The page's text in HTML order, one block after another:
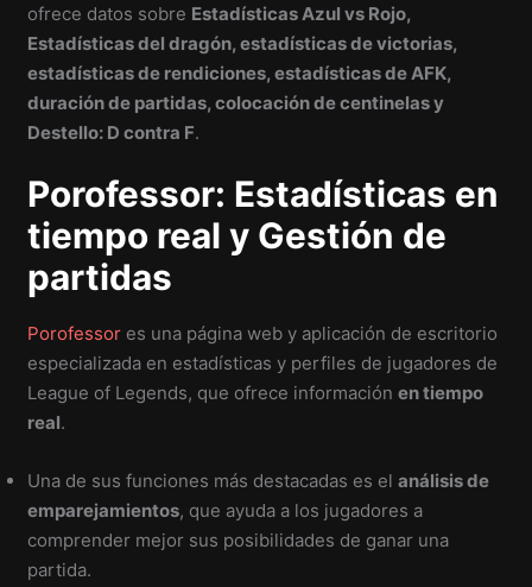
ofrece datos sobre Estadísticas Azul vs Rojo,
Estadísticas del dragón, estadísticas de victorias,
estadísticas de rendiciones, estadísticas de AFK,
duración de partidas, colocación de centinelas y
Destello: D contra F.
Porofessor: Estadísticas en
tiempo real y Gestión de
partidas
Porofessor es una página web y aplicación de escritorio
especializada en estadísticas y perfiles de jugadores de
League of Legends, que ofrece informaciónen tiempo
real.
Una de sus funciones más destacadas es elanálisis de
emparejamientos, que ayuda a los jugadores a
comprender mejor sus posibilidades de ganar una
partida.